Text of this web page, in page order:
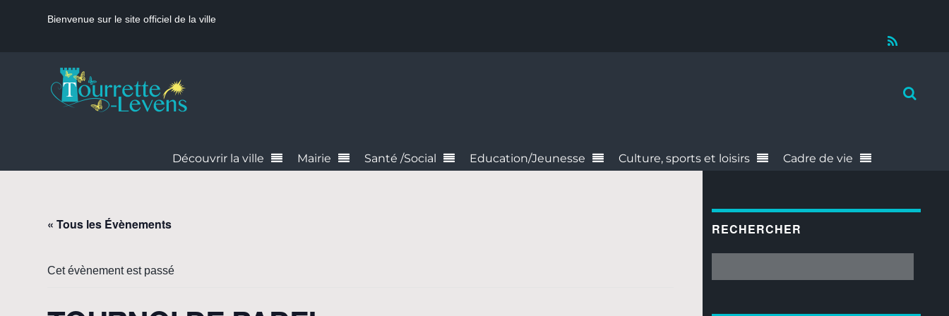
Bienvenue sur le site officiel de la ville
Découvrir la ville Mairie Santé /Social Education/Jeunesse Culture, sports et loisirs Cadre de vie
« Tous les Évènements
Cet évènement est passé
RECHERCHER